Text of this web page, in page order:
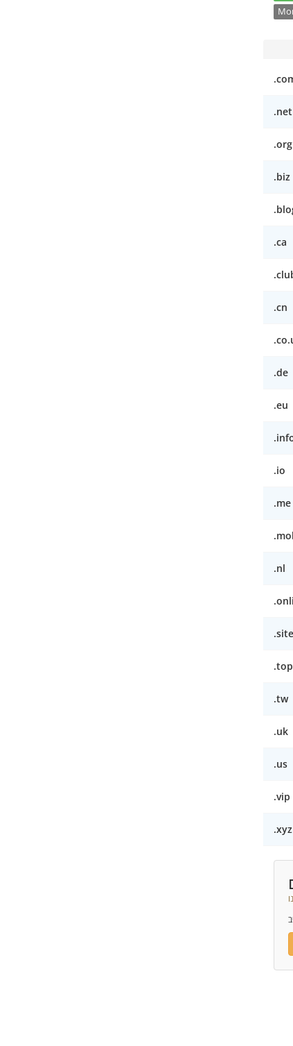
.net
.org
.biz
.ca
.cn
.de
.eu
.io
.me
.nl
.site
.top
.tw
.uk
.us
.vip
.xyz